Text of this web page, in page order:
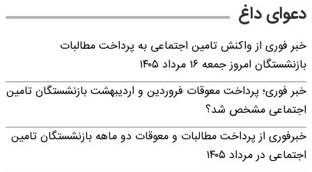
دعوای داغ
خبر فوری از واکنش تامین اجتماعی به پرداخت مطالبات
بازنشستگان امروز جمعه ۱۶ مرداد ۱۴۰۵
خبر فوری؛ پرداخت معوقات فروردین و اردیبهشت بازنشستگان تامین
اجتماعی مشخص شد؟
خبرفوری از پرداخت مطالبات و معوقات دو ماهه بازنشستگان تامین
اجتماعی در مرداد ۱۴۰۵